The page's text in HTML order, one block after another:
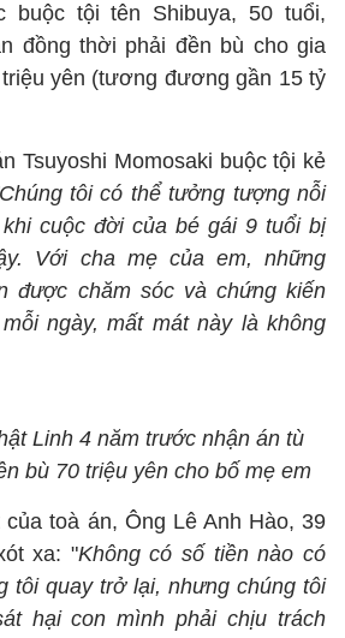
buộc tội tên Shibuya, 50 tuổi,
đồng thời phải đền bù cho gia
yên (tương đương gần 15 tỷ
Tsuyoshi Momosaki buộc tội kẻ
tôi có thể tưởng tượng nỗi
cuộc đời của bé gái 9 tuổi bị
Với cha mẹ của em, những
được chăm sóc và chứng kiến
ngày, mất mát này là không
Linh 4 năm trước nhận án tù
bù 70 triệu yên cho bố mẹ em
toà án, Ông Lê Anh Hào, 39
xa: "Không có số tiền nào có
tôi quay trở lại, nhưng chúng tôi
hại con mình phải chịu trách